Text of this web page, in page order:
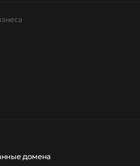
домена